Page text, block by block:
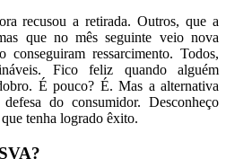
recusou a retirada. Outros, que a
que no mês seguinte veio nova
ressarcimento. Todos,
Fico feliz quando alguém
É pouco? É. Mas a alternativa
do consumidor. Desconheço
tenha logrado êxito.